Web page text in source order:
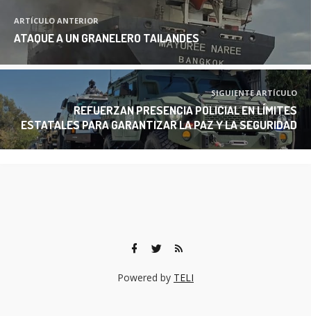
ARTÍCULO ANTERIOR
ATAQUE A UN GRANELERO TAILANDES
SIGUIENTE ARTÍCULO
REFUERZAN PRESENCIA POLICIAL EN LÍMITES
ESTATALES PARA GARANTIZAR LA PAZ Y LA SEGURIDAD
Powered by TELI